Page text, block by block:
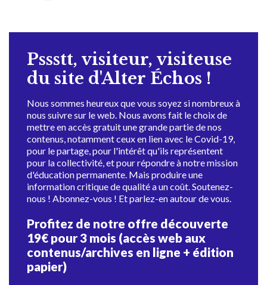
Pssstt, visiteur, visiteuse
du site d'Alter Échos !
Nous sommes heureux que vous soyez si nombreux à
nous suivre sur le web. Nous avons fait le choix de
mettre en accès gratuit une grande partie de nos
contenus, notamment ceux en lien avec le Covid-19,
pour le partage, pour l'intérêt qu'ils représentent
pour la collectivité, et pour répondre à notre mission
d'éducation permanente. Mais produire une
information critique de qualité a un coût. Soutenez-
nous ! Abonnez-vous ! Et parlez-en autour de vous.
Profitez de notre offre découverte
19€ pour 3 mois (accès web aux
contenus/archives en ligne + édition
papier)